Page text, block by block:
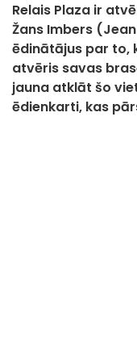
Relais Plaza ir
Žans Imbers
ēdinātājus par to,
atvēris savas
jauna atklāt šo
ēdienkarti, kas